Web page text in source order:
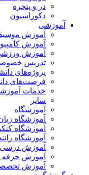
در و پنجره
دکوراسیون
آموزشی
آموزش
آموزش
آموزش
تدریس
پروژه‌های
فرصت‌های
خدمات
سایر
آموزشگاه
آموزشگاه
آموزشگاه
آموزشگاه
آموزش درسی
آموزش حرفه
آموزش